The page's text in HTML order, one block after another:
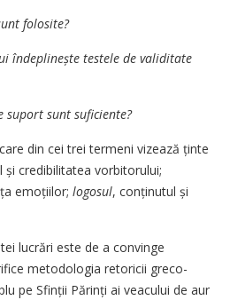
folosite?
îndeplinește testele de validitate
suport sunt suficiente?
din cei trei termeni vizează ținte
și credibilitatea vorbitorului;
emoțiilor; logosul, conținutul și
lucrări este de a convinge
metodologia retoricii greco-
pe Sfinții Părinți ai veacului de aur